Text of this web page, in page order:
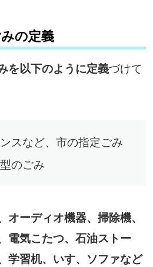
の定義
を以下のように定義づけて
スなど、市の指定ごみ
のごみ
ーディオ機器、掃除機、
電気こたつ、石油ストー
学習机、いす、ソファなど